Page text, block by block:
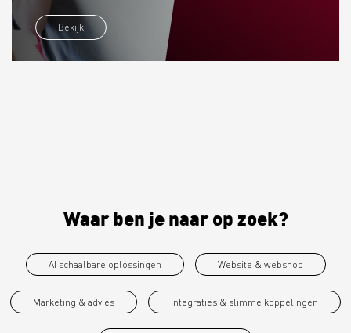
Bekijk
Waar ben je naar op zoek?
AI schaalbare oplossingen Website & webshop
Marketing & advies Integraties & slimme koppelingen